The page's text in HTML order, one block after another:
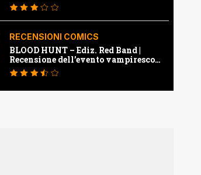
RECENSIONI COMICS
BLOOD HUNT – Ediz. Red Band |
Recensione dell’evento vampiresco
della Marvel